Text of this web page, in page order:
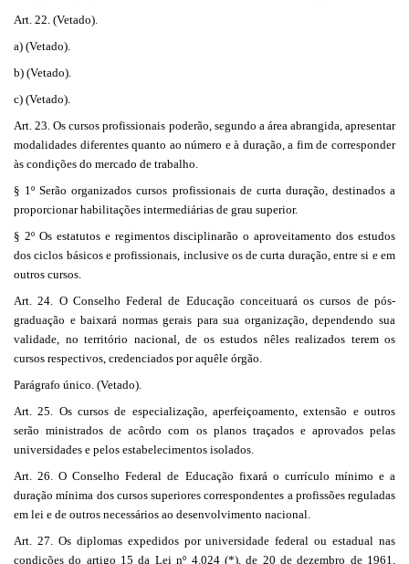
Art. 22. (Vetado).
a) (Vetado).
b) (Vetado).
c) (Vetado).
Art. 23. Os cursos profissionais poderão, segundo a área abrangida, apresentar
modalidades diferentes quanto ao número e à duração, a fim de corresponder
às condições do mercado de trabalho.
§ 1º Serão organizados cursos profissionais de curta duração, destinados a
proporcionar habilitações intermediárias de grau superior.
§ 2º Os estatutos e regimentos disciplinarão o aproveitamento dos estudos
dos ciclos básicos e profissionais, inclusive os de curta duração, entre si e em
outros cursos.
Art. 24. O Conselho Federal de Educação conceituará os cursos de pós-
graduação e baixará normas gerais para sua organização, dependendo sua
validade, no território nacional, de os estudos nêles realizados terem os
cursos respectivos, credenciados por aquêle órgão.
Parágrafo único. (Vetado).
Art. 25. Os cursos de especialização, aperfeiçoamento, extensão e outros
serão ministrados de acôrdo com os planos traçados e aprovados pelas
universidades e pelos estabelecimentos isolados.
Art. 26. O Conselho Federal de Educação fixará o currículo mínimo e a
duração mínima dos cursos superiores correspondentes a profissões reguladas
em lei e de outros necessários ao desenvolvimento nacional.
Art. 27. Os diplomas expedidos por universidade federal ou estadual nas
condições do artigo 15 da Lei nº 4.024 (*), de 20 de dezembro de 1961,